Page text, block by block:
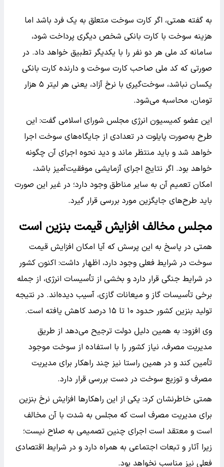
به گفته همتی، اگر کارت سوخت متعلق به یک فرد باشد اما
هزینه سوخت با کارت بانکی شخص دیگری پرداخت شود،
سامانه کد ملی هر دو نفر را با یکدیگر تطبیق خواهد داد. در
صورتی که کد ملی صاحب کارت سوخت و دارنده کارت بانکی
یکسان نباشد، سوخت‌گیری با نرخ آزاد، یعنی هر لیتر ۵ هزار
تومان، محاسبه می‌شود.
این عضو کمیسیون انرژی مجلس شورای اسلامی گفت: این
طرح به‌صورت پایلوت در تعدادی از جایگاه‌های سوخت اجرا
خواهد شد و باید منتظر ماند و دید نحوه اجرای آن چگونه
خواهد بود. اگر نتایج اجرای آزمایشی موفقیت‌آمیز باشد،
امکان تعمیم آن به سایر مناطق وجود دارد؛ در غیر این صورت
باید طرح‌های جایگزین مورد بررسی قرار گیرد.
مجلس مخالف افزایش قیمت بنزین است
همتی در پاسخ به این پرسش که آیا امکان افزایش قیمت
سوخت در شرایط فعلی وجود دارد، اظهار داشت: اکنون کشور
در شرایط جنگی قرار دارد و بخشی از تأسیسات انرژی، از جمله
برخی تأسیسات گاز و میعانات گازی، آسیب دیده‌اند. در نتیجه
تولید بنزین کشور حدود ۱۰ تا ۱۵ درصد کاهش یافته است.
وی افزود: به همین دلیل دولت ترجیح می‌دهد از طریق
مدیریت مصرف، نیاز کشور را با استفاده از سوخت موجود
تأمین کند و در همین راستا نیز چند راهکار برای مدیریت
مصرف و توزیع سوخت در دست بررسی قرار دارد.
همتی خاطرنشان کرد: یکی از این راهکارها افزایش نرخ بنزین
برای مدیریت مصرف است که مجلس به شدت با آن مخالف
است و معتقد است اجرای چنین تصمیمی به صلاح نیست؛
زیرا آثار و تبعات اجتماعی به همراه دارد و در شرایط اقتصادی
فعلی نیز مناسب نخواهد بود.